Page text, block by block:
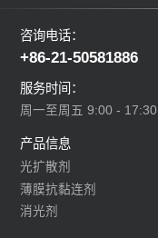
咨询电话：
+86-21-50581886
服务时间：
周一至周五 9:00 - 17:30
产品信息
光扩散剂
薄膜抗黏连剂
消光剂